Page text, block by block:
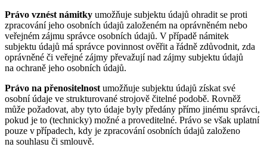
Právo vznést námitky umožňuje subjektu údajů ohradit se proti
zpracování jeho osobních údajů založeném na oprávněném nebo
veřejném zájmu správce osobních údajů. V případě námitek
subjektu údajů má správce povinnost ověřit a řádně zdůvodnit, zda
oprávněné či veřejné zájmy převažují nad zájmy subjektu údajů
na ochraně jeho osobních údajů.
Právo na přenositelnost umožňuje subjektu údajů získat své
osobní údaje ve strukturované strojově čitelné podobě. Rovněž
může požadovat, aby tyto údaje byly předány přímo jinému správci,
pokud je to (technicky) možné a proveditelné. Právo se však uplatní
pouze v případech, kdy je zpracování osobních údajů založeno
na souhlasu či smlouvě.